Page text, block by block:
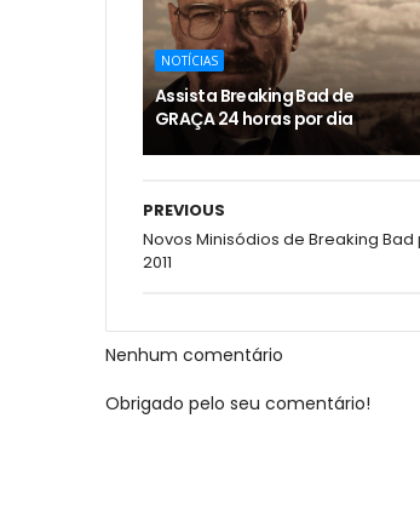
NOTÍCIAS
Assista Breaking Bad de
GRAÇA 24 horas por dia
PREVIOUS
Novos Minisódios de Breaking
2011
Nenhum comentário
Obrigado pelo seu comentário!